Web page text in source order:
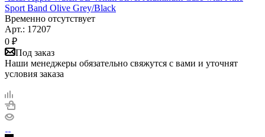
Sport Band Olive Grey/Black
Временно отсутствует
Арт.: 17207
0 ₽
Под заказ
Наши менеджеры обязательно свяжутся с вами и уточнят
условия заказа